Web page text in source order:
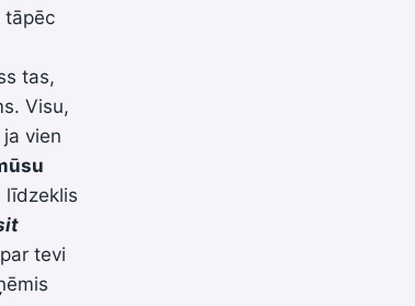
tāpēc
tas,
Visu,
vien
līdzeklis
tevi